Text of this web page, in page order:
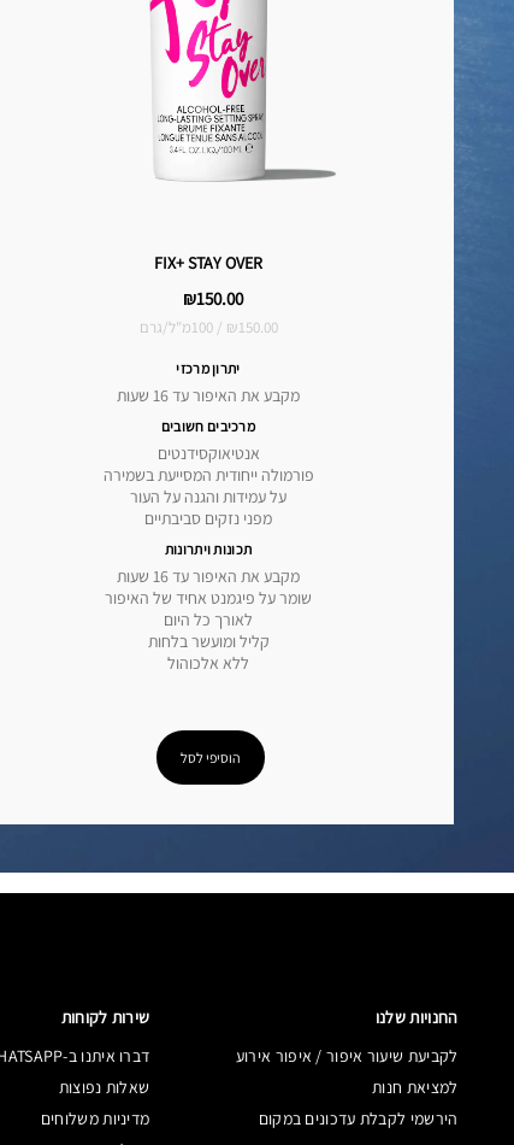
FIX+ STAY OVER
₪150.00
₪150.00 / 100מ"ל/גרם
יתרון מרכזי
מקבע את האיפור עד 16 שעות
מרכיבים חשובים
אנטיאוקסידנטים
פורמולה ייחודית המסייעת בשמירה
על עמידות והגנה על העור
מפני נזקים סביבתיים
תכונות ויתרונות
מקבע את האיפור עד 16 שעות
שומר על פיגמנט אחיד של האיפור
לאורך כל היום
קליל ומועשר בלחות
ללא אלכוהול
הוסיפי לסל
החנויות שלנו
לקביעת שיעור איפור / איפור אירוע
למציאת חנות
הירשמי לקבלת עדכונים במקום
שירות לקוחות
דברו איתנו ב-WHATSAPP
שאלות נפוצות
מדיניות משלוחים